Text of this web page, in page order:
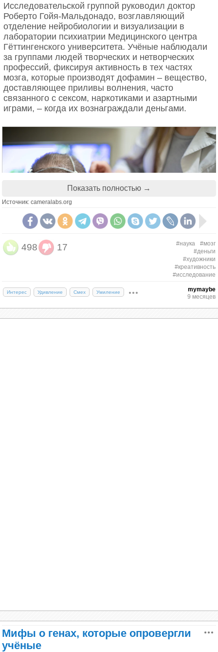
Исследовательской группой руководил доктор
Роберто Гойя-Мальдонадо, возглавляющий
отделение нейробиологии и визуализации в
лаборатории психиатрии Медицинского центра
Гёттингенского университета. Учёные наблюдали
за группами людей творческих и нетворческих
профессий, фиксируя активность в тех частях
мозга, которые производят дофамин – вещество,
доставляющее приливы волнения, часто
связанного с сексом, наркотиками и азартными
играми, – когда их вознаграждали деньгами.
Стоит отметить, что размер выборки исследования
довольно невелик. В эксперименте участвовали
двадцать четыре человека, двенадцать из которых
работают в сфере искусства: актёры, художники,
скульпторы, музыканты, фотографы. Во второй
Показать полностью →
Источник: cameralabs.org
498 17 #наука
#мозг
#деньги
#художники
#креативность
#исследование
Интерес Удивление Смех Умиление
mymaybe
9 месяцев
Мифы о генах, которые опровергли
учёные